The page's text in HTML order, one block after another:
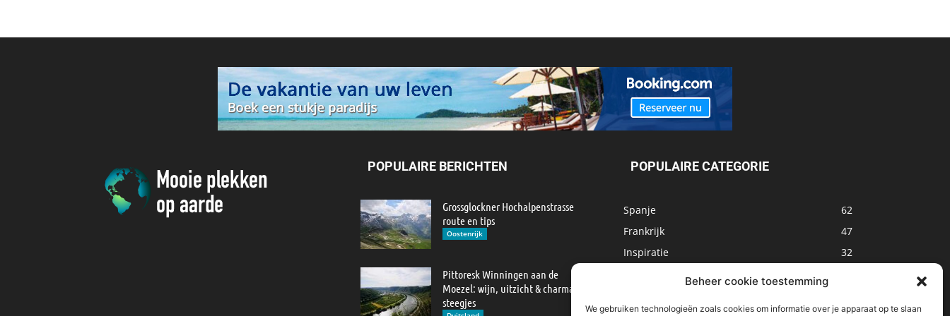
Beheer cookie toestemming
We gebruiken technologieën zoals cookies om informatie over je apparaat op te slaan
POPULAIRE BERICHTEN
Grossglockner Hochalpenstrasse
route en tips
Oostenrijk
Pittoresk Winningen aan de
Moezel: wijn, uitzicht & charmante
steegjes
POPULAIRE CATEGORIE
Spanje
62
Frankrijk
47
Inspiratie
32